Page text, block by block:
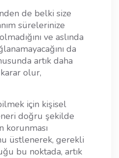
de belki size
sürelerinize
ve aslında
da
artık daha
olur,
için kişisel
doğru şekilde
korunması
üstlenerek, gerekli
bu noktada, artık